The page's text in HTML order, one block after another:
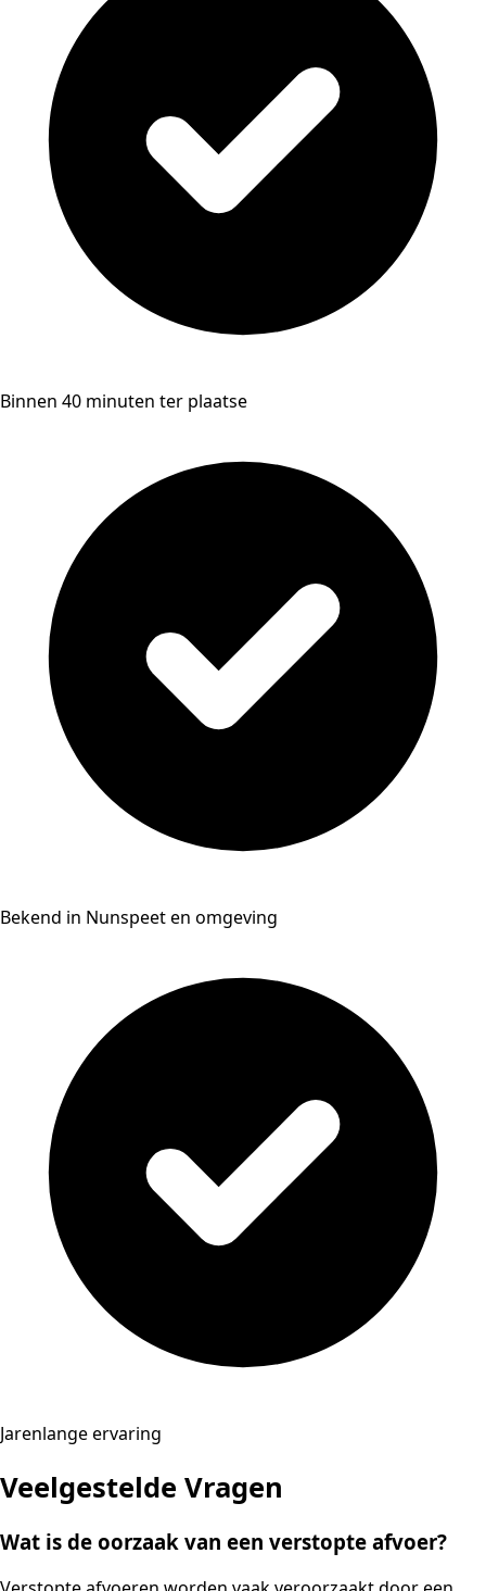
Binnen 40 minuten ter plaatse
Bekend in Nunspeet en omgeving
Jarenlange ervaring
Veelgestelde Vragen
Wat is de oorzaak van een verstopte afvoer?